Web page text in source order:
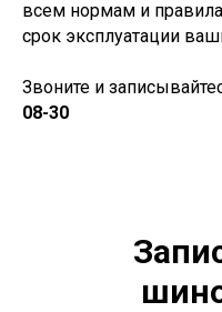
всем нормам и
срок эксплуатации
Звоните и
08-30